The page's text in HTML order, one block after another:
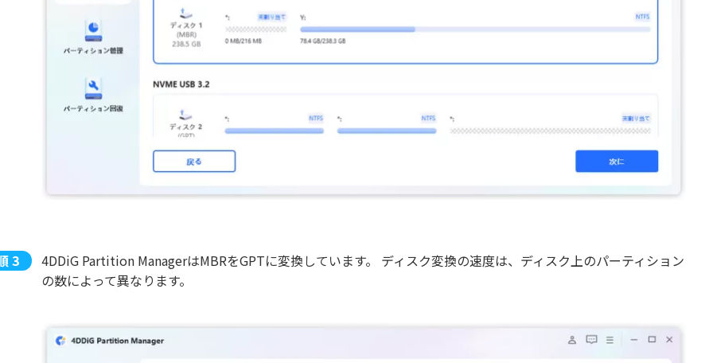
4DDiG Partition ManagerはMBRをGPTに変換しています。 ディスク変換の速度は、ディスク上のパーティション
の数によって異なります。